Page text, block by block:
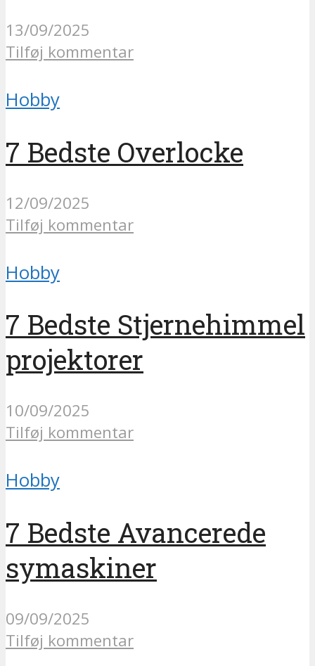
13/09/2025
Tilføj kommentar
Hobby
7 Bedste Overlocke
12/09/2025
Tilføj kommentar
Hobby
7 Bedste Stjernehimmel
projektorer
10/09/2025
Tilføj kommentar
Hobby
7 Bedste Avancerede
symaskiner
09/09/2025
Tilføj kommentar